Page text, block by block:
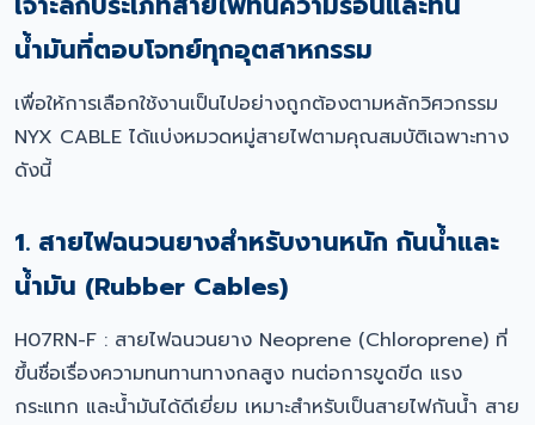
น้ำมันที่ตอบโจทย์ทุกอุตสาหกรรม
เพื่อให้การเลือกใช้งานเป็นไปอย่างถูกต้องตามหลักวิศวกรรม
NYX CABLE ได้แบ่งหมวดหมู่สายไฟตามคุณสมบัติเฉพาะทาง
ดังนี้
1. สายไฟฉนวนยางสำหรับงานหนัก กันน้ำและ
น้ำมัน (Rubber Cables)
H07RN-F : สายไฟฉนวนยาง Neoprene (Chloroprene) ที่
ขึ้นชื่อเรื่องความทนทานทางกลสูง ทนต่อการขูดขีด แรง
กระแทก และน้ำมันได้ดีเยี่ยม เหมาะสำหรับเป็นสายไฟกันน้ำ สาย